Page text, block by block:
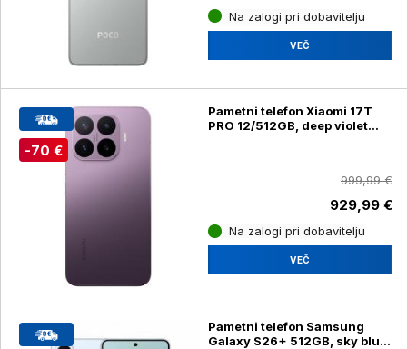
Na zalogi pri dobavitelju
VEČ
-70 €
Pametni telefon Xiaomi 17T
PRO 12/512GB, deep violet
999,99 €
929,99 €
Na zalogi pri dobavitelju
VEČ
Pametni telefon Samsung
Galaxy S26+ 512GB, sky blue